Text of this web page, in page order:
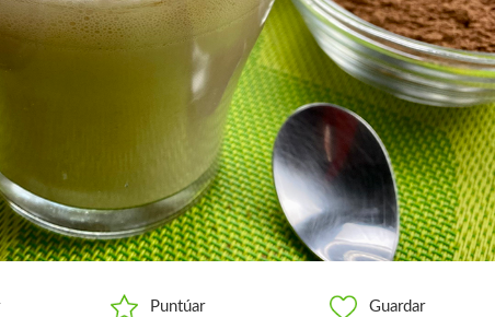
Puntúar Guardar